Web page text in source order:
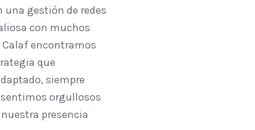
una gestión de redes
con muchos
encontramos
que
siempre
orgullosos
presencia